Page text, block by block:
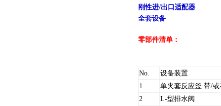
刚性进/出口适配器
全套设备
零部件清单：
No.
设备装置
1
单夹套反应釜 带/
2
L-型排水阀